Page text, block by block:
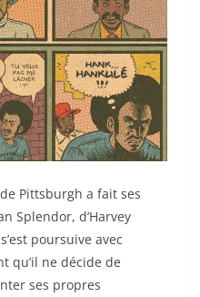
Pittsburgh a fait ses
Splendor, d’Harvey
poursuive avec
qu’il ne décide de
ses propres